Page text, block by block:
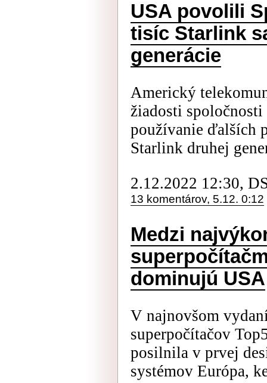
USA povolili
tisíc Starlink
generácie
Americký
žiadosti spoločnosti
používanie ďalších
Starlink druhej
2.12.2022 12:30,
13 komentárov, 5.12. 0:12
Medzi
dominujú USA
V najnovšom
superpočítačov
posilnila v prvej
systémov Európa,